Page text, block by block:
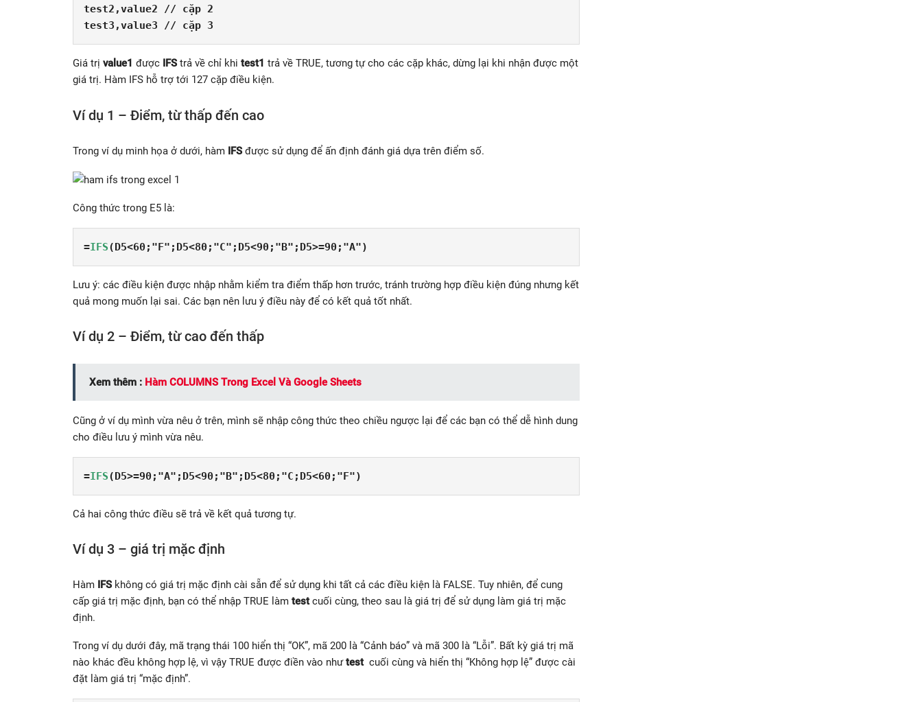
test2,value2 // cặp 2
test3,value3 // cặp 3
Giá trị value1 được IFS trả về chỉ khi test1 trả về TRUE, tương tự cho các cặp khác, dừng lại khi nhận được một
giá trị. Hàm IFS hỗ trợ tới 127 cặp điều kiện.
Ví dụ 1 – Điểm, từ thấp đến cao
Trong ví dụ minh họa ở dưới, hàm IFS được sử dụng để ấn định đánh giá dựa trên điểm số.
Công thức trong E5 là:
=IFS(D5<60;"F";D5<80;"C";D5<90;"B";D5>=90;"A")
Lưu ý: các điều kiện được nhập nhằm kiểm tra điểm thấp hơn trước, tránh trường hợp điều kiện đúng nhưng kết
quả mong muốn lại sai. Các bạn nên lưu ý điều này để có kết quả tốt nhất.
Ví dụ 2 – Điểm, từ cao đến thấp
Xem thêm : Hàm COLUMNS Trong Excel Và Google Sheets
Cũng ở ví dụ mình vừa nêu ở trên, mình sẽ nhập công thức theo chiều ngược lại để các bạn có thể dễ hình dung
cho điều lưu ý mình vừa nêu.
=IFS(D5>=90;"A";D5<90;"B";D5<80;"C;D5<60;"F")
Cả hai công thức điều sẽ trả về kết quả tương tự.
Ví dụ 3 – giá trị mặc định
Hàm IFS không có giá trị mặc định cài sẵn để sử dụng khi tất cả các điều kiện là FALSE. Tuy nhiên, để cung
cấp giá trị mặc định, bạn có thể nhập TRUE làm testcuối cùng, theo sau là giá trị để sử dụng làm giá trị mặc
định.
Trong ví dụ dưới đây, mã trạng thái 100 hiển thị “OK”, mã 200 là “Cảnh báo” và mã 300 là “Lỗi”. Bất kỳ giá trị mã
nào khác đều không hợp lệ, vì vậy TRUE được điền vào nhưtest cuối cùng và hiển thị “Không hợp lệ” được cài
đặt làm giá trị “mặc định”.